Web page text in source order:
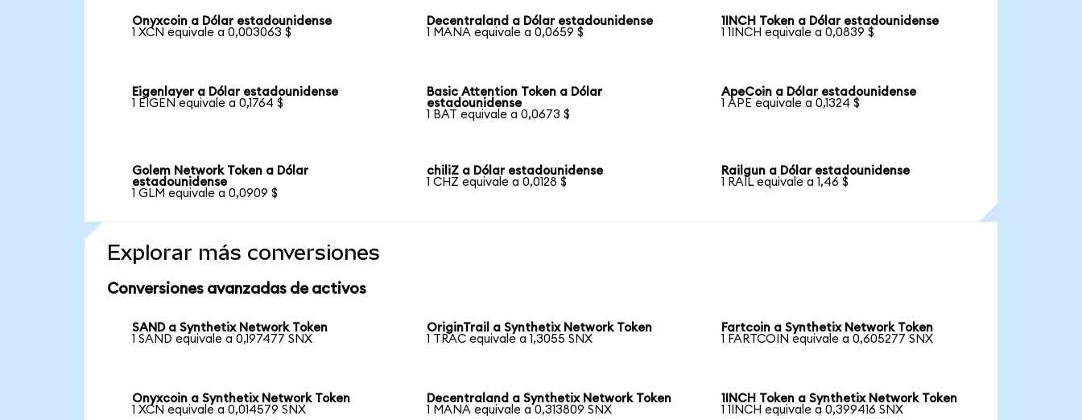
Onyxcoin a Dólar estadounidense
1 XCN equivale a 0,003063 $
Decentraland a Dólar estadounidense
1 MANA equivale a 0,0659 $
1INCH Token a Dólar estadounidense
1 1INCH equivale a 0,0839 $
Eigenlayer a Dólar estadounidense
1 EIGEN equivale a 0,1764 $
Basic Attention Token a Dólar
estadounidense
1 BAT equivale a 0,0673 $
ApeCoin a Dólar estadounidense
1 APE equivale a 0,1324 $
Golem Network Token a Dólar
estadounidense
1 GLM equivale a 0,0909 $
chiliZ a Dólar estadounidense
1 CHZ equivale a 0,0128 $
Railgun a Dólar estadounidense
1 RAIL equivale a 1,46 $
Explorar más conversiones
Conversiones avanzadas de activos
SAND a Synthetix Network Token
1 SAND equivale a 0,197477 SNX
OriginTrail a Synthetix Network Token
1 TRAC equivale a 1,3055 SNX
Fartcoin a Synthetix Network Token
1 FARTCOIN equivale a 0,605277 SNX
Onyxcoin a Synthetix Network Token
1 XCN equivale a 0,014579 SNX
Decentraland a Synthetix Network Token
1 MANA equivale a 0,313809 SNX
1INCH Token a Synthetix Network Token
1 1INCH equivale a 0,399416 SNX